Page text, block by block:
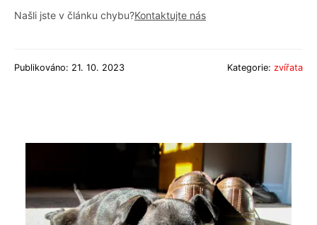
Našli jste v článku chybu?Kontaktujte nás
Publikováno: 21. 10. 2023 Kategorie: zvířata